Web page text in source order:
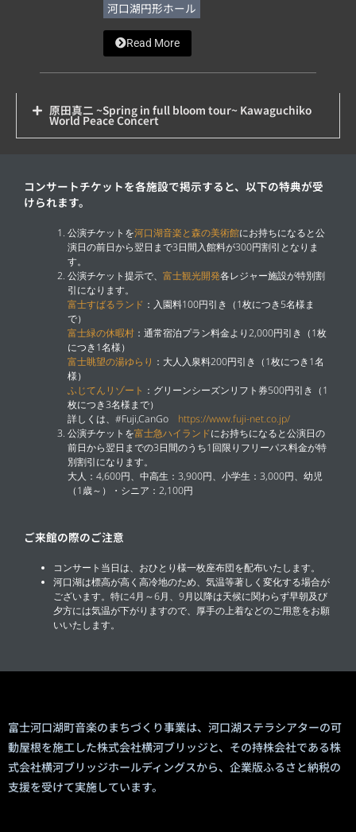
河口湖円形ホール
Read More
原田真二 ~Spring in full bloom tour~ Kawaguchiko
World Peace Concert
コンサートチケットを各施設で掲示すると、以下の特典が受
けられます。
公演チケットを河口湖音楽と森の美術館にお持ちになると公
演日の前日から翌日まで3日間入館料が300円割引となりま
す。
公演チケット提示で、富士観光開発各レジャー施設が特別割
引になります。
富士すばるランド ：入園料100円引き（1枚につき5名様ま
で）
富士緑の休暇村 ：通常宿泊プラン料金より2,000円引き（1枚
につき1名様）
富士眺望の湯ゆらり ：大人入泉料200円引き（1枚につき1名
様）
ふじてんリゾート ：グリーンシーズンリフト券500円引き（1
枚につき3名様まで）
詳しくは、#Fuji,CanGo https://www.fuji-net.co.jp/
公演チケットを富士急ハイランドにお持ちになると公演日の
前日から翌日までの3日間のうち1回限りフリーパス料金が特
別割引になります。
大人：4,600円、中高生：3,900円、小学生：3,000円、幼児
（1歳～）・シニア：2,100円
ご来館の際のご注意
コンサート当日は、おひとり様一枚座布団を配布いたします。
河口湖は標高が高く高冷地のため、気温等著しく変化する場合が
ございます。特に4月～6月、9月以降は天候に関わらず早朝及び
夕方には気温が下がりますので、厚手の上着などのご用意をお願
いいたします。
富士河口湖町音楽のまちづくり事業は、河口湖ステラシアターの可
動屋根を施工した株式会社横河ブリッジと、その持株会社である株
式会社横河ブリッジホールディングスから、企業版ふるさと納税の
支援を受けて実施しています。